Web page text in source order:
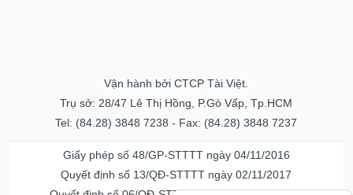
Vận hành bởi CTCP Tài Việt.
Trụ sở: 28/47 Lê Thị Hồng, P.Gò Vấp, Tp.HCM
Tel: (84.28) 3848 7238 - Fax: (84.28) 3848 7237
Giấy phép số 48/GP-STTTT ngày 04/11/2016
Quyết định số 13/QĐ-STTTT ngày 02/11/2017